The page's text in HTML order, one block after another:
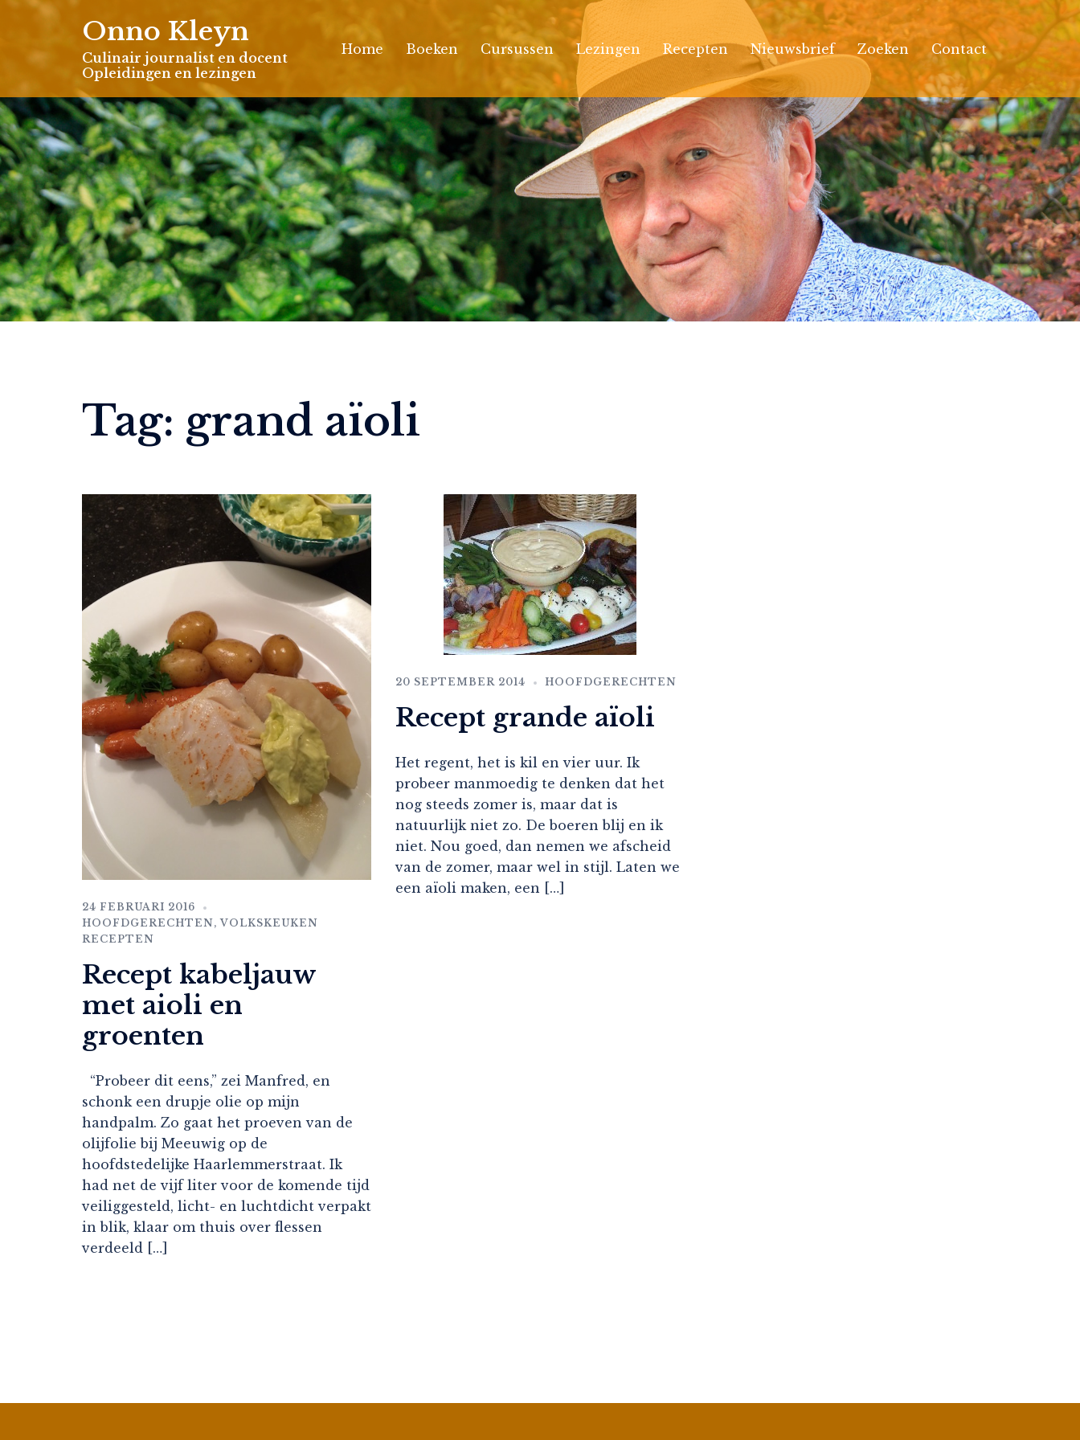
Skip
content
Onno Kleyn
Culinair journalist en docent
Opleidingen en lezingen
Home Boeken Cursussen Lezingen Recepten Nieuwsbrief Zoeken Contact
Tag: grand aïoli
24 FEBRUARI 2016
HOOFDGERECHTEN,VOLKSKEUKEN
RECEPTEN
Recept kabeljauw
met aioli en
groenten
“Probeer dit eens,” zei Manfred, en
schonk een drupje olie op mijn
handpalm. Zo gaat het proeven van de
olijfolie bij Meeuwig op de
hoofdstedelijke Haarlemmerstraat. Ik
had net de vijf liter voor de komende tijd
veiliggesteld, licht- en luchtdicht verpakt
in blik, klaar om thuis over flessen
verdeeld […]
20 SEPTEMBER 2014 HOOFDGERECHTEN
Recept grande aïoli
Het regent, het is kil en vier uur. Ik
probeer manmoedig te denken dat het
nog steeds zomer is, maar dat is
natuurlijk niet zo. De boeren blij en ik
niet. Nou goed, dan nemen we afscheid
van de zomer, maar wel in stijl. Laten we
een aïoli maken, een […]